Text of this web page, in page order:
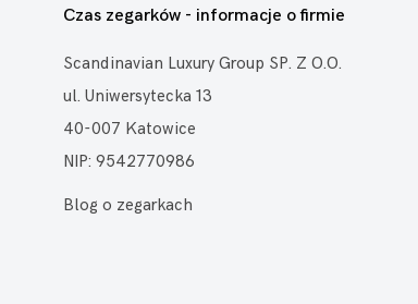
Czas zegarków - informacje o firmie
Scandinavian Luxury Group SP. Z O.O.
ul. Uniwersytecka 13
40-007 Katowice
NIP: 9542770986
Blog o zegarkach